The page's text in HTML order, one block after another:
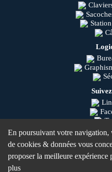
En poursuivant votre navigation,
de cookies & données vous
proposer la meilleure expérience
plus
Olisys